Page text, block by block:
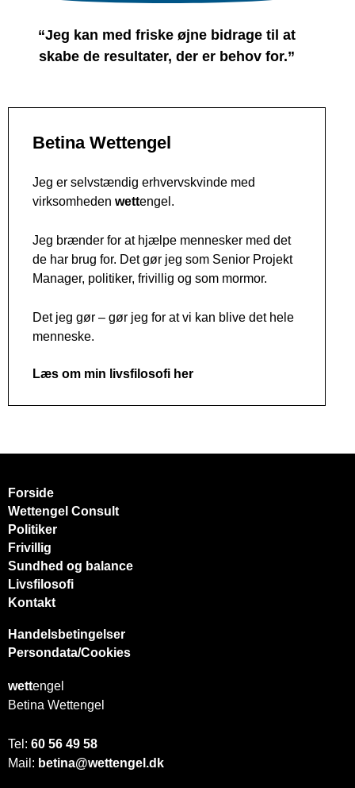
“Jeg kan med friske øjne bidrage til at
skabe de resultater, der er behov for.”
Betina Wettengel
Jeg er selvstændig erhvervskvinde med
virksomheden wettengel.
Jeg brænder for at hjælpe mennesker med det
de har brug for. Det gør jeg som Senior Projekt
Manager, politiker, frivillig og som mormor.
Det jeg gør – gør jeg for at vi kan blive det hele
menneske.
Læs om min livsfilosofi her
Forside
Wettengel Consult
Politiker
Frivillig
Sundhed og balance
Livsfilosofi
Kontakt
Handelsbetingelser
Persondata/Cookies
wettengel
Betina Wettengel
Tel: 60 56 49 58
Mail: betina@wettengel.dk